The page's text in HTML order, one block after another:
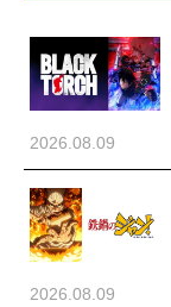
2026.08.09
2026.08.09